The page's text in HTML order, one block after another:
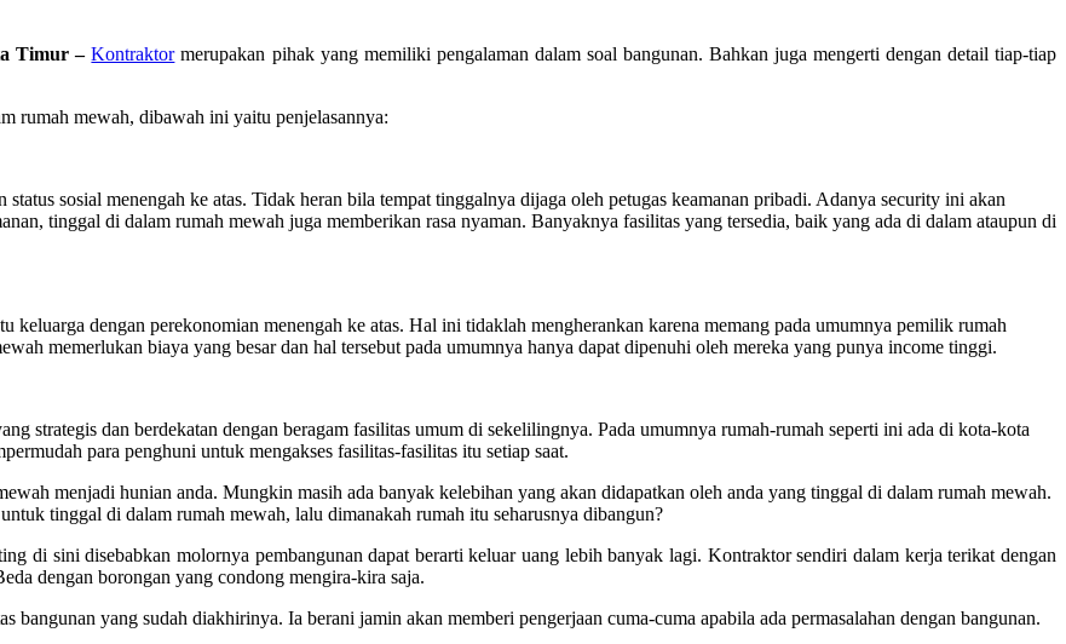
Timur –Kontraktormerupakan pihak yang memiliki pengalaman dalam soal bangunan. Bahkan juga mengerti dengan detail tiap-tiap
rumah mewah, dibawah ini yaitu penjelasannya:
sosial menengah ke atas. Tidak heran bila tempat tinggalnya dijaga oleh petugas keamanan pribadi. Adanya security ini akan
tinggal di dalam rumah mewah juga memberikan rasa nyaman. Banyaknya fasilitas yang tersedia, baik yang ada di dalam ataupun di
keluarga dengan perekonomian menengah ke atas. Hal ini tidaklah mengherankan karena memang pada umumnya pemilik rumah
memerlukan biaya yang besar dan hal tersebut pada umumnya hanya dapat dipenuhi oleh mereka yang punya income tinggi.
strategis dan berdekatan dengan beragam fasilitas umum di sekelilingnya. Pada umumnya rumah-rumah seperti ini ada di kota-kota
para penghuni untuk mengakses fasilitas-fasilitas itu setiap saat.
menjadi hunian anda. Mungkin masih ada banyak kelebihan yang akan didapatkan oleh anda yang tinggal di dalam rumah mewah.
tinggal di dalam rumah mewah, lalu dimanakah rumah itu seharusnya dibangun?
di sini disebabkan molornya pembangunan dapat berarti keluar uang lebih banyak lagi. Kontraktor sendiri dalam kerja terikat dengan
dengan borongan yang condong mengira-kira saja.
yang sudah diakhirinya. Ia berani jamin akan memberi pengerjaan cuma-cuma apabila ada permasalahan dengan bangunan.